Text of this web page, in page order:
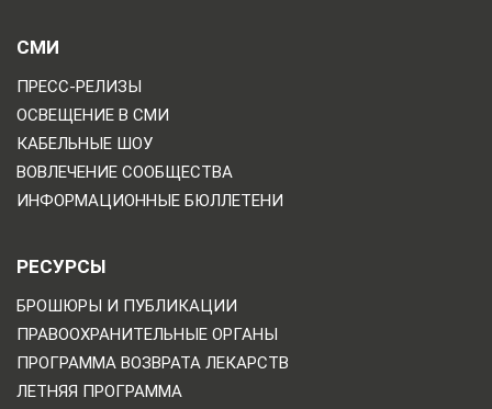
СМИ
ПРЕСС-РЕЛИЗЫ
ОСВЕЩЕНИЕ В СМИ
КАБЕЛЬНЫЕ ШОУ
ВОВЛЕЧЕНИЕ СООБЩЕСТВА
ИНФОРМАЦИОННЫЕ БЮЛЛЕТЕНИ
РЕСУРСЫ
БРОШЮРЫ И ПУБЛИКАЦИИ
ПРАВООХРАНИТЕЛЬНЫЕ ОРГАНЫ
ПРОГРАММА ВОЗВРАТА ЛЕКАРСТВ
ЛЕТНЯЯ ПРОГРАММА